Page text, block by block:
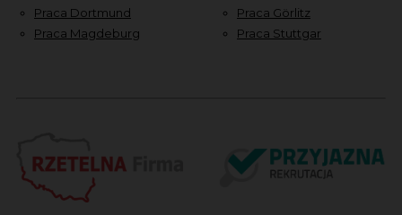
Praca Dortmund
Praca Magdeburg
Praca Görlitz
Praca Stuttgar